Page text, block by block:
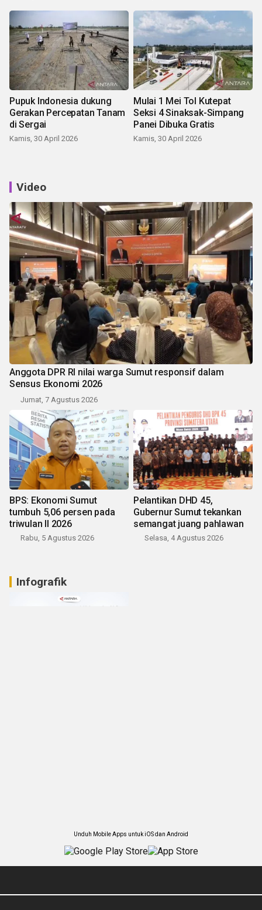
Pupuk Indonesia dukung
Gerakan Percepatan Tanam
di Sergai
Kamis, 30 April 2026
Mulai 1 Mei Tol Kutepat
Seksi 4 Sinaksak-Simpang
Panei Dibuka Gratis
Kamis, 30 April 2026
Video
Anggota DPR RI nilai warga Sumut responsif dalam
Sensus Ekonomi 2026
Jumat, 7 Agustus 2026
BPS: Ekonomi Sumut
tumbuh 5,06 persen pada
triwulan II 2026
Rabu, 5 Agustus 2026
Pelantikan DHD 45,
Gubernur Sumut tekankan
semangat juang pahlawan
Selasa, 4 Agustus 2026
Infografik
Unduh Mobile Apps untuk iOS dan Android